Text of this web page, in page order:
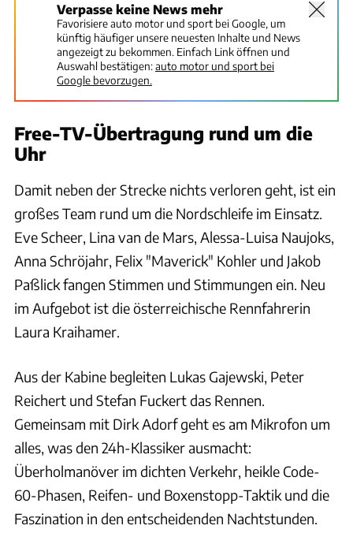
Verpasse keine News mehr
Favorisiere auto motor und sport bei Google, um
künftig häufiger unsere neuesten Inhalte und News
angezeigt zu bekommen. Einfach Link öffnen und
Auswahl bestätigen:auto motor und sport bei
Google bevorzugen.
Free-TV-Übertragung rund um die
Uhr
Damit neben der Strecke nichts verloren geht, ist ein
großes Team rund um die Nordschleife im Einsatz.
Eve Scheer, Lina van de Mars, Alessa-Luisa Naujoks,
Anna Schröjahr, Felix "Maverick" Kohler und Jakob
Paßlick fangen Stimmen und Stimmungen ein. Neu
im Aufgebot ist die österreichische Rennfahrerin
Laura Kraihamer.
Aus der Kabine begleiten Lukas Gajewski, Peter
Reichert und Stefan Fuckert das Rennen.
Gemeinsam mit Dirk Adorf geht es am Mikrofon um
alles, was den 24h-Klassiker ausmacht:
Überholmanöver im dichten Verkehr, heikle Code-
60-Phasen, Reifen- und Boxenstopp-Taktik und die
Faszination in den entscheidenden Nachtstunden.